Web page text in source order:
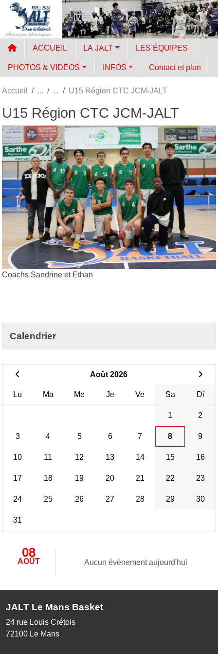
ACCUEIL LA JALT LES ÉQUIPES
PHOTOS & VIDÉOS INFOS Contact et plan
Accueil U15 Région CTC JCM-JALT
U15 Région CTC JCM-JALT
Coachs Sandrine et Ethan
Calendrier
Août 2026
Lu Ma Me Je Ve Sa Di
1 2
3 4 5 6 7 8 9
10 11 12 13 14 15 16
17 18 19 20 21 22 23
24 25 26 27 28 29 30
31
08
AOÛT Aucun évènement aujourd'hui
JALT Le Mans Basket
24 rue Louis Crétois
72100 Le Mans
Panneau de gestion des cookies